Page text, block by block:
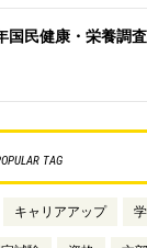
国民健康・栄養調
TAG
キャリアアップ